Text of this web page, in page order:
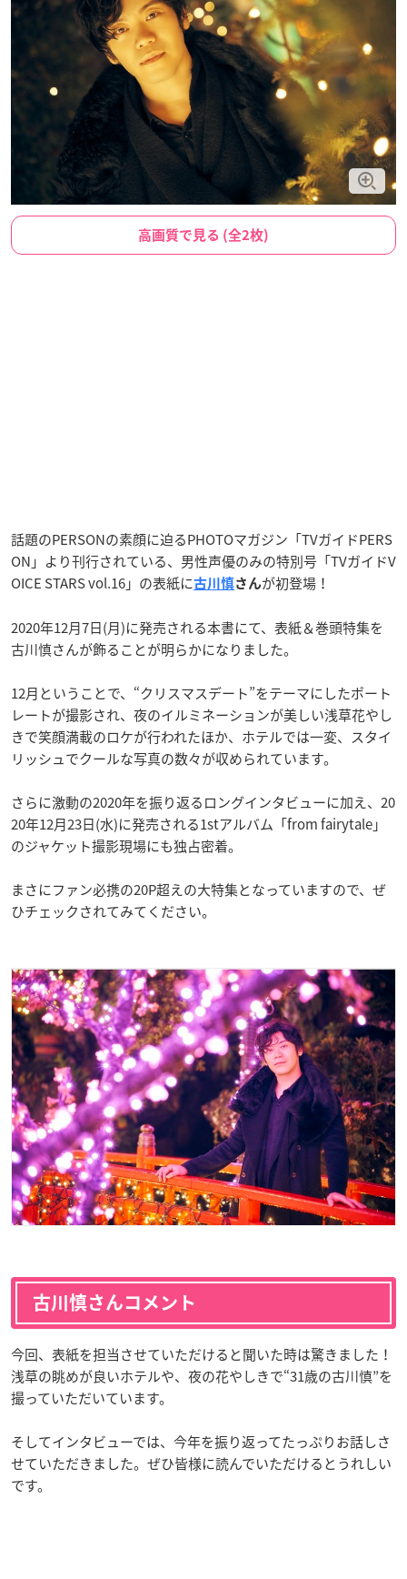
高画質で見る (全2枚)
話題のPERSONの素顔に迫るPHOTOマガジン「TVガイドPERS
ON」より刊行されている、男性声優のみの特別号「TVガイドV
OICE STARS vol.16」の表紙に古川慎さんが初登場！
2020年12月7日(月)に発売される本書にて、表紙＆巻頭特集を
古川慎さんが飾ることが明らかになりました。
12月ということで、“クリスマスデート”をテーマにしたポート
レートが撮影され、夜のイルミネーションが美しい浅草花やし
きで笑顔満載のロケが行われたほか、ホテルでは一変、スタイ
リッシュでクールな写真の数々が収められています。
さらに激動の2020年を振り返るロングインタビューに加え、20
20年12月23日(水)に発売される1stアルバム「from fairytale」
のジャケット撮影現場にも独占密着。
まさにファン必携の20P超えの大特集となっていますので、ぜ
ひチェックされてみてください。
古川慎さんコメント
今回、表紙を担当させていただけると聞いた時は驚きました！
浅草の眺めが良いホテルや、夜の花やしきで“31歳の古川慎”を
撮っていただいています。
そしてインタビューでは、今年を振り返ってたっぷりお話しさ
せていただきました。ぜひ皆様に読んでいただけるとうれしい
です。